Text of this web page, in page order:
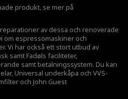
produkt, se mer på
av dessa och renoverade
om espressomaskiner och
Vi har också ett stort utbud av
samt Fadøls faciliteter,
samt betalningssystem. Du kan
Universal underkåpa och VVS-
och John Guest